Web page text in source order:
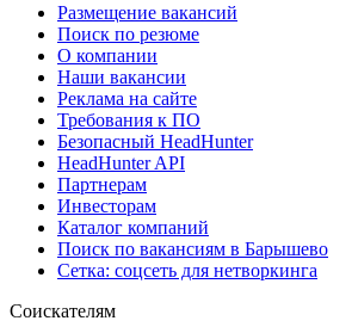
Размещение вакансий
Поиск по резюме
О компании
Наши вакансии
Реклама на сайте
Требования к ПО
Безопасный HeadHunter
HeadHunter API
Партнерам
Инвесторам
Каталог компаний
Поиск по вакансиям в Барышево
Сетка: соцсеть для нетворкинга
Соискателям